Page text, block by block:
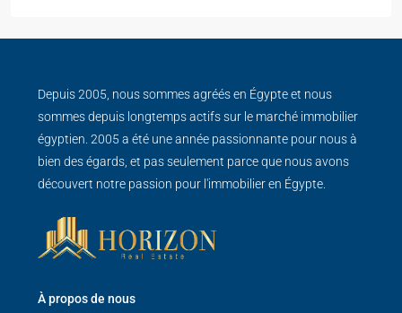
Depuis 2005, nous sommes agréés en Égypte et nous
sommes depuis longtemps actifs sur le marché immobilier
égyptien. 2005 a été une année passionnante pour nous à
bien des égards, et pas seulement parce que nous avons
découvert notre passion pour l'immobilier en Égypte.
À propos de nous